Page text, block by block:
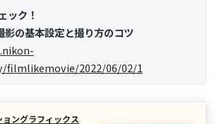
ック！
影の基本設定と撮り方のコツ
filmlikemovie/2022/06/02/1
ングラフィックス